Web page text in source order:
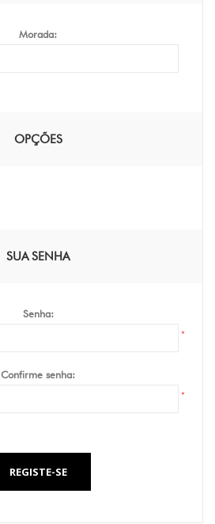
Morada:
OPÇÕES
SUA SENHA
Senha:
*
Confirme senha:
*
REGISTE-SE